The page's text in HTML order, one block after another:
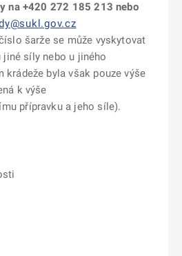
na +420 272 185 213 nebo
šarže se může vyskytovat
síly nebo u jiného
krádeže byla však pouze výše
k výše
přípravku a jeho síle).